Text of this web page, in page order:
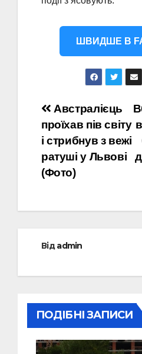
ШВИДШЕ В
Навігація
записів
Австралієць
проїхав пів світу
і стрибнув з вежі
ратуші у Львові
(Фото)
Відadmin
ПОДІБНІ ЗАПИСИ